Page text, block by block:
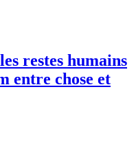
restes humains
entre chose et